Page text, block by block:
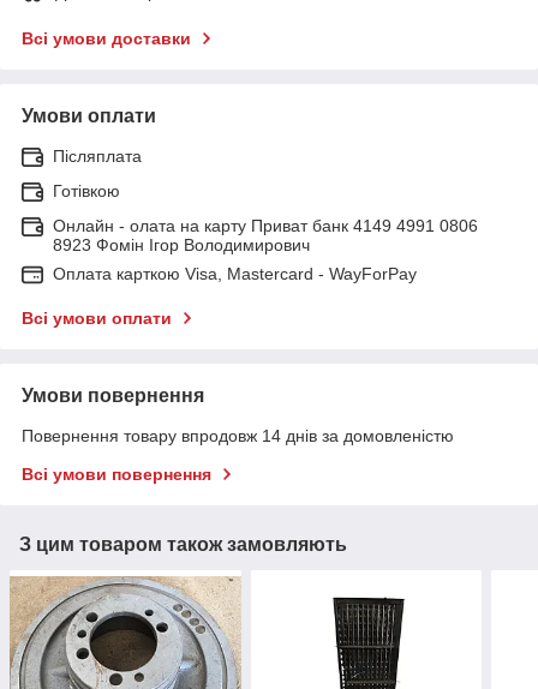
Всі умови доставки
Умови оплати
Післяплата
Готівкою
Онлайн - олата на карту Приват банк 4149 4991 0806
8923 Фомін Ігор Володимирович
Оплата карткою Visa, Mastercard - WayForPay
Всі умови оплати
Умови повернення
Повернення товару впродовж 14 днів за домовленістю
Всі умови повернення
З цим товаром також замовляють